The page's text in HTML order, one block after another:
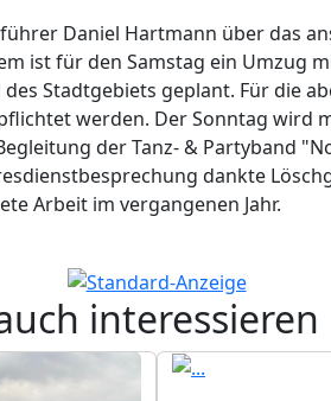
Daniel Hartmann über das
ist für den Samstag ein Umzug
Stadtgebiets geplant. Für die
werden. Der Sonntag wird
der Tanz- & Partyband
dankte
Arbeit im vergangenen Jahr.
interessieren